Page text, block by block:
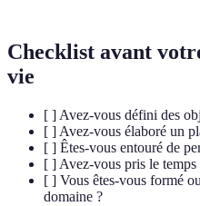
Checklist avant
vie
[ ] Avez-vous défini des
[ ] Avez-vous élaboré un
[ ] Êtes-vous entouré de
[ ] Avez-vous pris le
[ ] Vous êtes-vous formé
domaine ?